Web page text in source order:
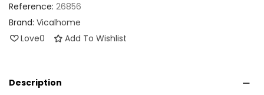
Reference: 26856
Brand: Vicalhome
Love0 Add To Wishlist
Description